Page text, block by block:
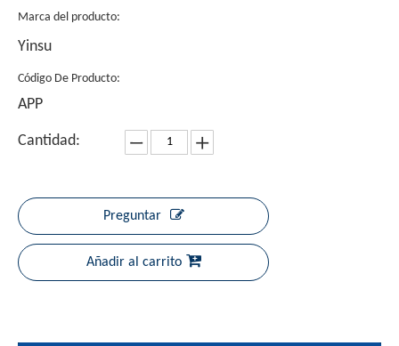
Marca del producto:
Yinsu
Código De Producto:
APP
Cantidad:
Preguntar
Añadir al carrito